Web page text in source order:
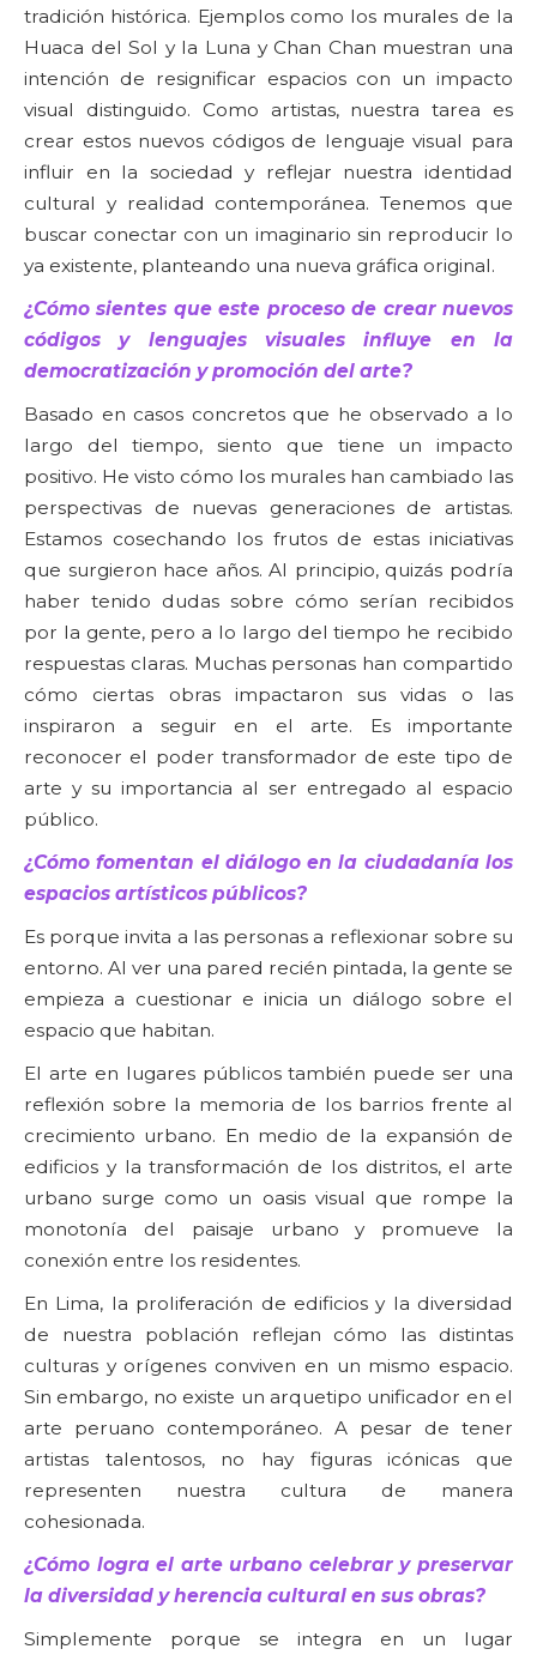
tradición histórica. Ejemplos como los murales de la
Huaca del Sol y la Luna y Chan Chan muestran una
intención de resignificar espacios con un impacto
visual distinguido. Como artistas, nuestra tarea es
crear estos nuevos códigos de lenguaje visual para
influir en la sociedad y reflejar nuestra identidad
cultural y realidad contemporánea. Tenemos que
buscar conectar con un imaginario sin reproducir lo
ya existente, planteando una nueva gráfica original.
¿Cómo sientes que este proceso de crear nuevos
códigos y lenguajes visuales influye en la
democratización y promoción del arte?
Basado en casos concretos que he observado a lo
largo del tiempo, siento que tiene un impacto
positivo. He visto cómo los murales han cambiado las
perspectivas de nuevas generaciones de artistas.
Estamos cosechando los frutos de estas iniciativas
que surgieron hace años. Al principio, quizás podría
haber tenido dudas sobre cómo serían recibidos
por la gente, pero a lo largo del tiempo he recibido
respuestas claras. Muchas personas han compartido
cómo ciertas obras impactaron sus vidas o las
inspiraron a seguir en el arte. Es importante
reconocer el poder transformador de este tipo de
arte y su importancia al ser entregado al espacio
público.
¿Cómo fomentan el diálogo en la ciudadanía los
espacios artísticos públicos?
Es porque invita a las personas a reflexionar sobre su
entorno. Al ver una pared recién pintada, la gente se
empieza a cuestionar e inicia un diálogo sobre el
espacio que habitan.
El arte en lugares públicos también puede ser una
reflexión sobre la memoria de los barrios frente al
crecimiento urbano. En medio de la expansión de
edificios y la transformación de los distritos, el arte
urbano surge como un oasis visual que rompe la
monotonía del paisaje urbano y promueve la
conexión entre los residentes.
En Lima, la proliferación de edificios y la diversidad
de nuestra población reflejan cómo las distintas
culturas y orígenes conviven en un mismo espacio.
Sin embargo, no existe un arquetipo unificador en el
arte peruano contemporáneo. A pesar de tener
artistas talentosos, no hay figuras icónicas que
representen nuestra cultura de manera
cohesionada.
¿Cómo logra el arte urbano celebrar y preservar
la diversidad y herencia cultural en sus obras?
Simplemente porque se integra en un lugar